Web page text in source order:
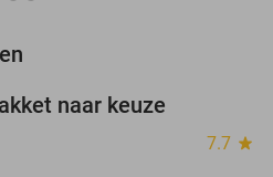
naar keuze
7.7 star